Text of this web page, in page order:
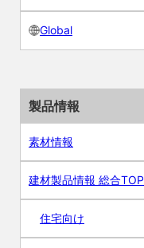
Global
製品情報
素材情報
建材製品情報 総合TOP
住宅向け